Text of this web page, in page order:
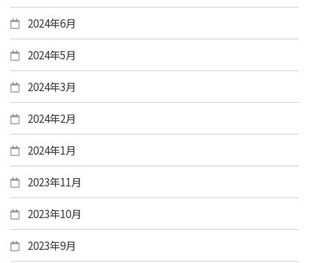
2024年6月
2024年5月
2024年3月
2024年2月
2024年1月
2023年11月
2023年10月
2023年9月